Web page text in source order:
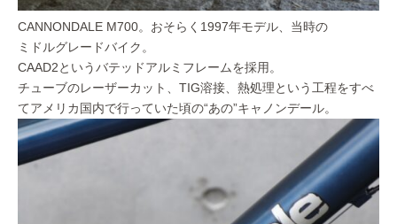
CANNONDALE M700。おそらく1997年モデル、当時の
ミドルグレードバイク。
CAAD2というバテッドアルミフレームを採用。
チューブのレーザーカット、TIG溶接、熱処理という工程をすべ
てアメリカ国内で行っていた頃の“あの”キャノンデール。